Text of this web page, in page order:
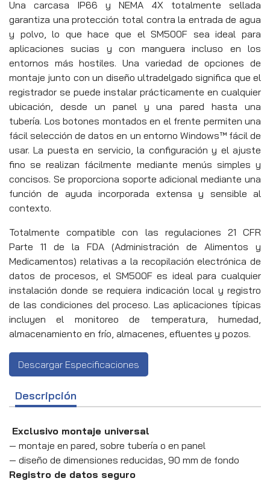
Una carcasa IP66 y NEMA 4X totalmente sellada
garantiza una protección total contra la entrada de agua
y polvo, lo que hace que el SM500F sea ideal para
aplicaciones sucias y con manguera incluso en los
entornos más hostiles.Una variedad de opciones de
montaje junto con un diseño ultradelgado significa que el
registrador se puede instalar prácticamente en cualquier
ubicación, desde un panel y una pared hasta una
tubería. Los botones montados en el frente permiten una
fácil selección de datos en un entorno Windows™ fácil de
usar.La puesta en servicio, la configuración y el ajuste
fino se realizan fácilmente mediante menús simples y
concisos. Se proporciona soporte adicional mediante una
función de ayuda incorporada extensa y sensible al
contexto.
Totalmente compatible con las regulaciones 21 CFR
Parte 11 de la FDA (Administración de Alimentos y
Medicamentos) relativas a la recopilación electrónica de
datos de procesos, el SM500F es ideal para cualquier
instalación donde se requiera indicación local y registro
de las condiciones del proceso.Las aplicaciones típicas
incluyen el monitoreo de temperatura, humedad,
almacenamiento en frío, almacenes, efluentes y pozos.
Descargar Especificaciones
Descripción
Exclusivo montaje universal
— montaje en pared, sobre tubería o en panel
— diseño de dimensiones reducidas, 90 mm de fondo
Registro de datos seguro